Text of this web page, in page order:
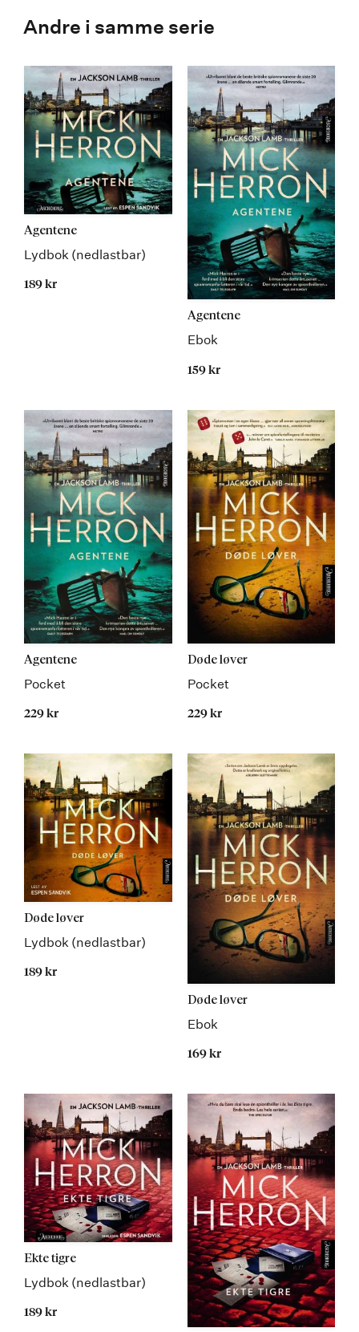
Andre i samme serie
Agentene
Lydbok (nedlastbar)
189 kr
Agentene
Ebok
159 kr
Agentene
Pocket
229 kr
Døde løver
Pocket
229 kr
Døde løver
Lydbok (nedlastbar)
189 kr
Døde løver
Ebok
169 kr
Ekte tigre
Lydbok (nedlastbar)
189 kr